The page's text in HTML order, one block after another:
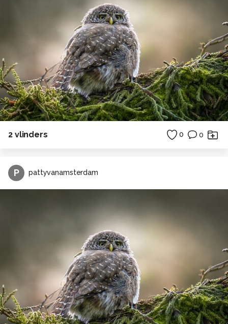
2 vlinders 0 0
P pattyvanamsterdam